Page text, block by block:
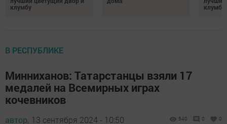
клумбу
клумбу
В РЕСПУБЛИКЕ
Минниханов: Татарстанцы взяли 17
медалей на Всемирных играх
кочевников
автор, 13 сентября 2024 - 10:50 540 0 0